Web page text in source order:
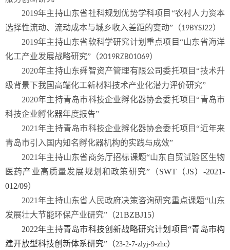
2019年主持山东省社科规划优势学科项目“农村人力资本
选择性流动、流动成本与城乡收入差距的变动”（19BYSJ22）
2019年主持山东省软科学研究计划重点项目“山东省海洋
化工产业发展战略研究”（2019RZB01069）
2020年主持山东舜智资产管理有限公司委托项目“技术升
级背景下我国高端化工新材料技术产业化潜力评价研究”
2020年主持青岛市科技企业孵化器协会委托项目“青岛市
科技企业孵化器年度报告”
2021年主持青岛市科技企业孵化器协会委托项目“近年来
青岛市引入国内知名孵化器机构的实践与成效”
2021年主持山东省商务厅招标课题“山东自贸试验区生物
医药产业高质量发展规划和政策研究”（SWT （JS）-2021-
012/09）
2021年主持山东省人民政府决策咨询研究重点课题“山东
发展壮大节能环保产业研究”（21BZBJ15）
2022年主持青岛市科技创新战略研究计划项目“青岛市构
建开放型科技创新体系研究”（23-2-7-zlyj-9-zhc）